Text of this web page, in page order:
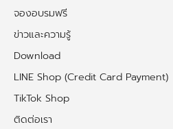
จองอบรมฟรี
ข่าวและความรู้
Download
LINE Shop (Credit Card Payment)
TikTok Shop
ติดต่อเรา